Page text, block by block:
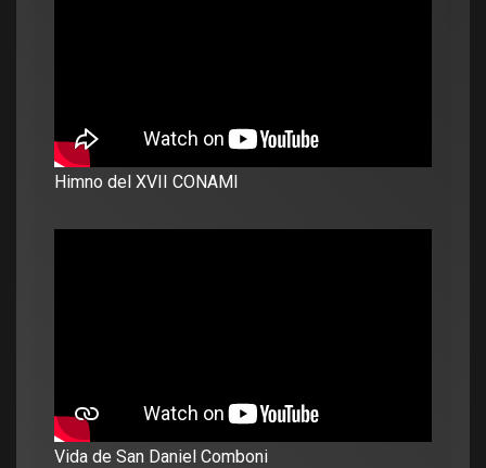
Himno del XVII CONAMI
Vida de San Daniel Comboni